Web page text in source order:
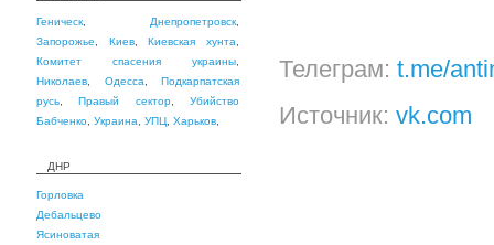
Геническ Днепропетровск
Запорожье
Киев,Киевская хунта
Комитет спасения украины
Николаев
Одесса
Подкарпатская
русь ,Правый сектор,Убийство
Бабченко Украина УПЦ Харьков
ДНР
Горловка
Дебальцево
Ясиноватая
Телеграм: t.me/
Источник: vk.com